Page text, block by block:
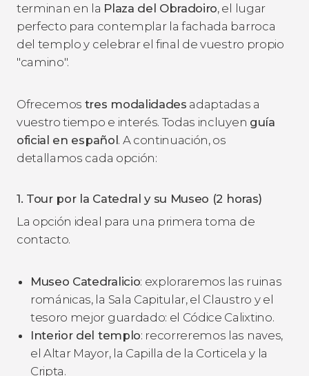
terminan en la Plaza del Obradoiro, el lugar
perfecto para contemplar la fachada barroca
del templo y celebrar el final de vuestro propio
"camino".
Ofrecemos tres modalidades adaptadas a
vuestro tiempo e interés. Todas incluyen guía
oficial en español. A continuación, os
detallamos cada opción:
1. Tour por la Catedral y su Museo (2 horas)
La opción ideal para una primera toma de
contacto.
Museo Catedralicio: exploraremos las ruinas
románicas, la Sala Capitular, el Claustro y el
tesoro mejor guardado: el Códice Calixtino.
Interior del templo: recorreremos las naves,
el Altar Mayor, la Capilla de la Corticela y la
Cripta.